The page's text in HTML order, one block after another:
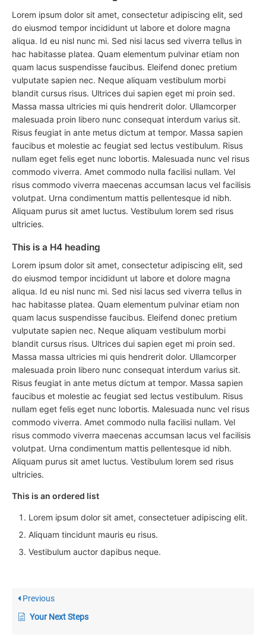
Lorem ipsum dolor sit amet, consectetur adipiscing elit, sed
do eiusmod tempor incididunt ut labore et dolore magna
aliqua. Id eu nisl nunc mi. Sed nisi lacus sed viverra tellus in
hac habitasse platea. Quam elementum pulvinar etiam non
quam lacus suspendisse faucibus. Eleifend donec pretium
vulputate sapien nec. Neque aliquam vestibulum morbi
blandit cursus risus. Ultrices dui sapien eget mi proin sed.
Massa massa ultricies mi quis hendrerit dolor. Ullamcorper
malesuada proin libero nunc consequat interdum varius sit.
Risus feugiat in ante metus dictum at tempor. Massa sapien
faucibus et molestie ac feugiat sed lectus vestibulum. Risus
nullam eget felis eget nunc lobortis. Malesuada nunc vel risus
commodo viverra. Amet commodo nulla facilisi nullam. Vel
risus commodo viverra maecenas accumsan lacus vel facilisis
volutpat. Urna condimentum mattis pellentesque id nibh.
Aliquam purus sit amet luctus. Vestibulum lorem sed risus
ultricies.
This is a H4 heading
Lorem ipsum dolor sit amet, consectetur adipiscing elit, sed
do eiusmod tempor incididunt ut labore et dolore magna
aliqua. Id eu nisl nunc mi. Sed nisi lacus sed viverra tellus in
hac habitasse platea. Quam elementum pulvinar etiam non
quam lacus suspendisse faucibus. Eleifend donec pretium
vulputate sapien nec. Neque aliquam vestibulum morbi
blandit cursus risus. Ultrices dui sapien eget mi proin sed.
Massa massa ultricies mi quis hendrerit dolor. Ullamcorper
malesuada proin libero nunc consequat interdum varius sit.
Risus feugiat in ante metus dictum at tempor. Massa sapien
faucibus et molestie ac feugiat sed lectus vestibulum. Risus
nullam eget felis eget nunc lobortis. Malesuada nunc vel risus
commodo viverra. Amet commodo nulla facilisi nullam. Vel
risus commodo viverra maecenas accumsan lacus vel facilisis
volutpat. Urna condimentum mattis pellentesque id nibh.
Aliquam purus sit amet luctus. Vestibulum lorem sed risus
ultricies.
This is an ordered list
Lorem ipsum dolor sit amet, consectetuer adipiscing elit.
Aliquam tincidunt mauris eu risus.
Vestibulum auctor dapibus neque.
Previous
Your Next Steps